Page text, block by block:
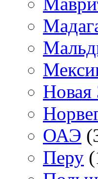
Новая
ОАЭ
Перу